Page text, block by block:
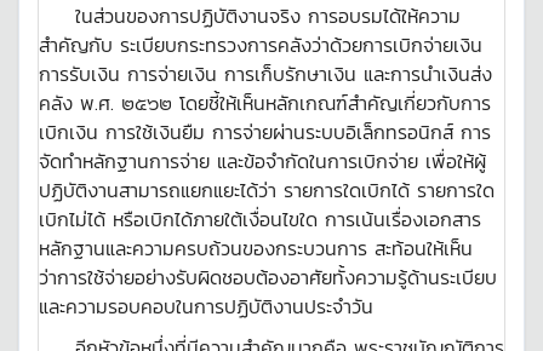
ในส่วนของการปฏิบัติงานจริง การอบรมได้ให้ความ
สำคัญกับ ระเบียบกระทรวงการคลังว่าด้วยการเบิกจ่ายเงิน
การรับเงิน การจ่ายเงิน การเก็บรักษาเงิน และการนำเงินส่ง
คลัง พ.ศ. ๒๕๖๒ โดยชี้ให้เห็นหลักเกณฑ์สำคัญเกี่ยวกับการ
เบิกเงิน การใช้เงินยืม การจ่ายผ่านระบบอิเล็กทรอนิกส์ การ
จัดทำหลักฐานการจ่าย และข้อจำกัดในการเบิกจ่าย เพื่อให้ผู้
ปฏิบัติงานสามารถแยกแยะได้ว่า รายการใดเบิกได้ รายการใด
เบิกไม่ได้ หรือเบิกได้ภายใต้เงื่อนไขใด การเน้นเรื่องเอกสาร
หลักฐานและความครบถ้วนของกระบวนการ สะท้อนให้เห็น
ว่าการใช้จ่ายอย่างรับผิดชอบต้องอาศัยทั้งความรู้ด้านระเบียบ
และความรอบคอบในการปฏิบัติงานประจำวัน